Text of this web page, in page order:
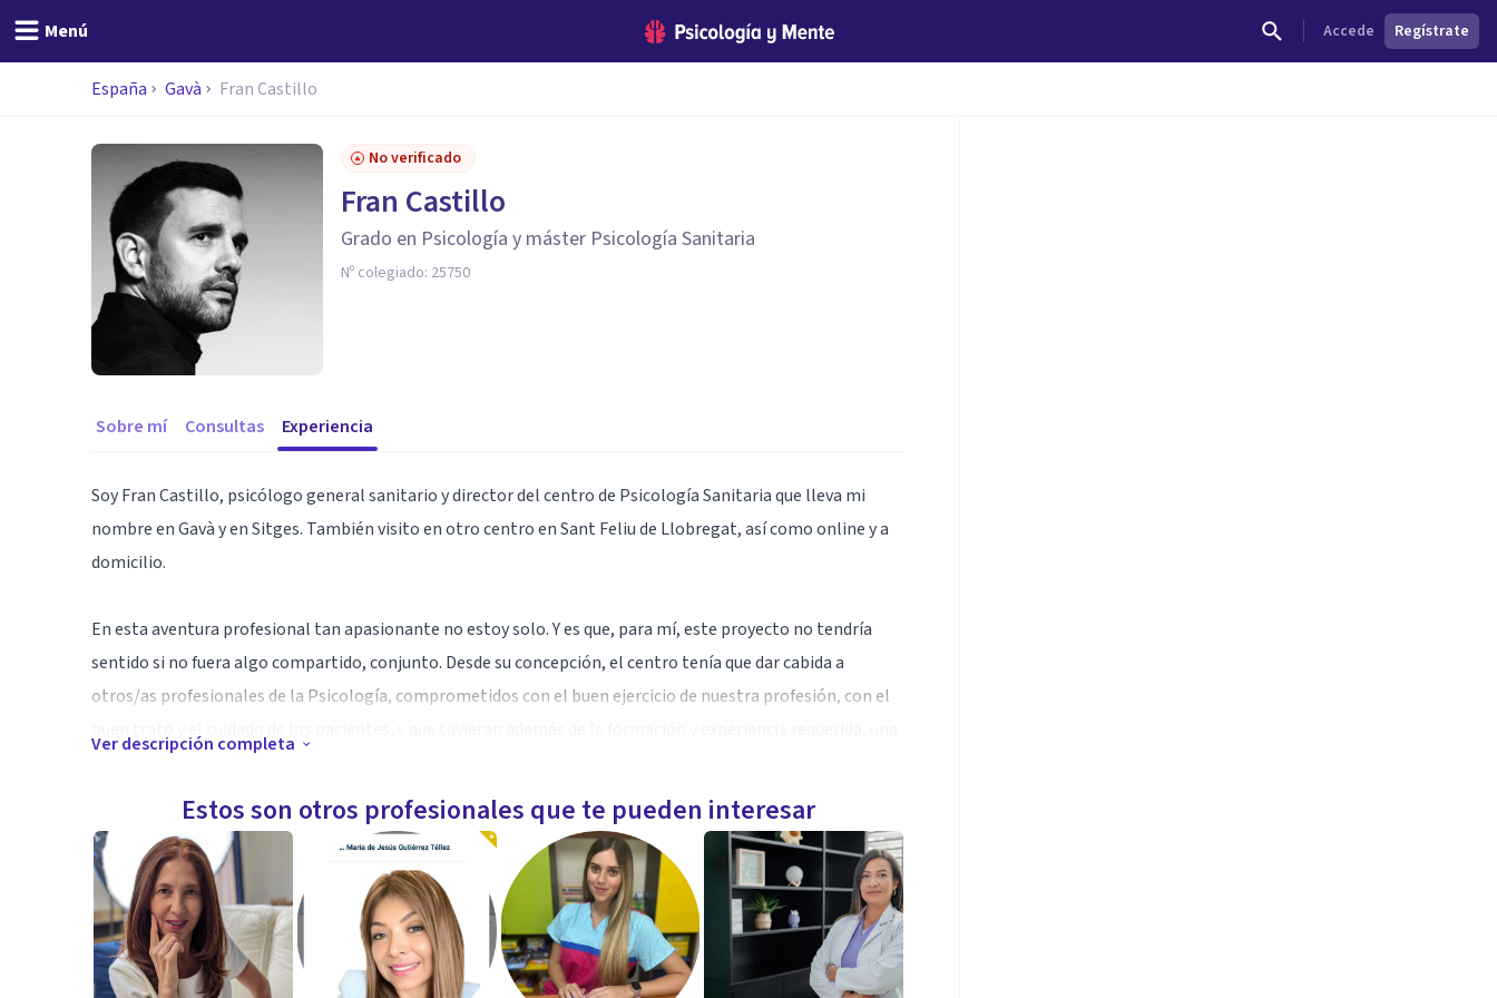
Menú Accede Regístrate
España Gavà Fran Castillo
No verificado
Fran Castillo
Grado en Psicología y máster Psicología Sanitaria
Nº colegiado: 25750
Sobre mí Consultas Experiencia
Soy Fran Castillo, psicólogo general sanitario y director del centro de Psicología Sanitaria que lleva mi
nombre en Gavà y en Sitges. También visito en otro centro en Sant Feliu de Llobregat, así como online y a
domicilio.
En esta aventura profesional tan apasionante no estoy solo. Y es que, para mí, este proyecto no tendría
sentido si no fuera algo compartido, conjunto. Desde su concepción, el centro tenía que dar cabida a
otros/as profesionales de la Psicología, comprometidos con el buen ejercicio de nuestra profesión, con el
psicólogos/as que representa y recoge estos valores.
Especialidad
Todos/as en algún momento de nuestras vidas pasamos por situaciones difíciles, o bien tratamos de lograr
algunas metas que se nos resisten, o sentimos dolor y tristeza por algo o por alguien, etc. Esto puede
provocar la alteración de nuestro estado de ánimo, así como depresión, ansiedad, miedos, fobias, etc. Te
ofrecemos el poder tratar estas situaciones y aliviar tu sufrimiento emocional y psicológico a través de la
Ver descripción completa
Estos son otros profesionales que te pueden interesar